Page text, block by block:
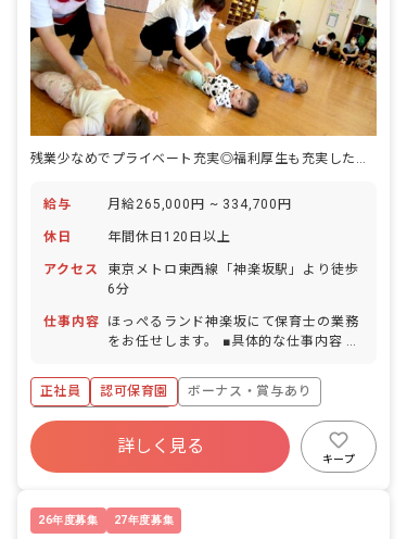
残業少なめでプライベート充実◎福利厚生も充実した環境で働きませんか
給与 月給265,000円 ~ 334,700円
休日 年間休日120日以上
アクセス
東京メトロ東西線「神楽坂駅」より徒歩
6分
仕事内容
ほっぺるランド神楽坂にて保育士の業務
をお任せします。 ■具体的な仕事内容 ・
らせなどの記入（2025年に保育・教育
施設向けの業務支援ツール導入） ・異年
齢活動 ・運動や遊び、製作活動のサポー
ト ・午睡チェック ・保護者対応 ・行事
正社員 認可保育園
ボーナス・賞与あり
年間休日120日以上
寮・住宅・家賃補助あり
社会保険完備
昇給昇進あり
詳しく見る
キープ
26年度募集 27年度募集